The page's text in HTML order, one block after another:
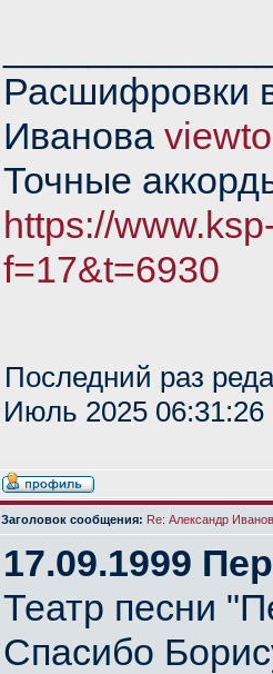
Расшифровки
Иванова
Точные
https://
f=17&t=6930
Последний раз
Июль 2025 06:31:26
Заголовок сообщения: Re: Александр
17.09.1999
Театр песни
Спасибо